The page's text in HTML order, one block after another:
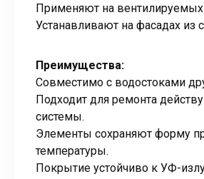
Применяют на вентилируемых
Устанавливают на фасадах из
Преимущества:
Совместимо с водостоками
Подходит для ремонта
системы.
Элементы сохраняют форму
температуры.
Покрытие устойчиво к УФ-